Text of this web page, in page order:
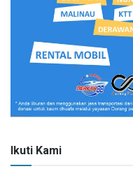
Ikuti Kami